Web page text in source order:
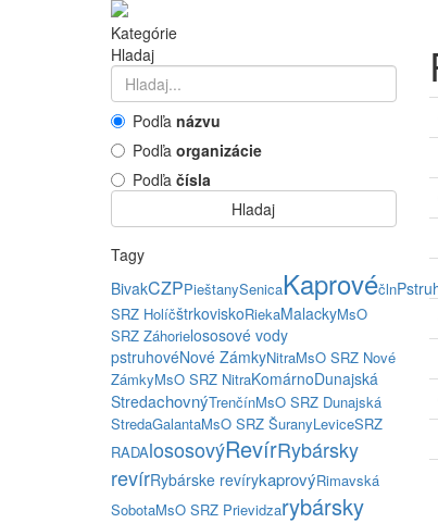
Kategórie
Hladaj
Podľa názvu
Podľa organizácie
Podľa čísla
Hladaj
Tagy
BivakCZPPieštanySenicaKaprovéčln
SRZ HolíčštrkoviskoRiekaMalackyMsO
SRZ Záhorielososové vody
pstruhovéNové ZámkyNitraMsO SRZ Nové
ZámkyMsO SRZ NitraKomárnoDunajská
StredachovnýTrenčínMsO SRZ Dunajská
StredaGalantaMsO SRZ ŠuranyLeviceSRZ
RADAlososovýRevírRybársky
revírRybárske revírykaprovýRimavská
SobotaMsO SRZ Prievidzarybársky